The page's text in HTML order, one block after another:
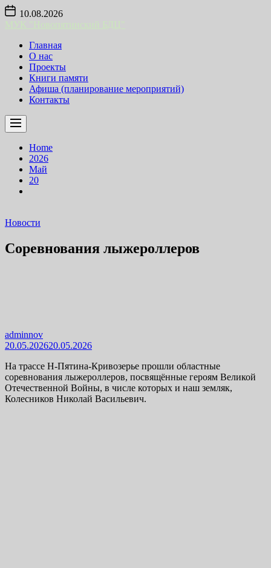
Skip
content
10.08.2026
Главная
О нас
Проекты
Книги памяти
Афиша (планирование мероприятий)
Контакты
Home
2026
Май
20
Новости
Соревнования лыжероллеров
adminnov
20.05.202620.05.2026
На трассе Н-Пятина-Кривозерье прошли областные
соревнования лыжероллеров, посвящённые героям Великой
Отечественной Войны, в числе которых и наш земляк,
Колесников Николай Васильевич.